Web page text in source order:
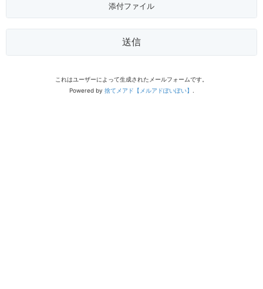
添付ファイル
送信
これはユーザーによって生成されたメールフォームです。
Powered by 捨てメアド【メルアドぽいぽい】